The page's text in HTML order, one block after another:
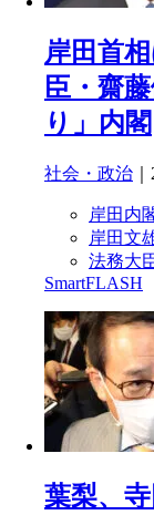
岸田首
臣・齋
り」内閣
社会・政治
岸田内
岸田文
法務大
SmartFLASH
葉梨、